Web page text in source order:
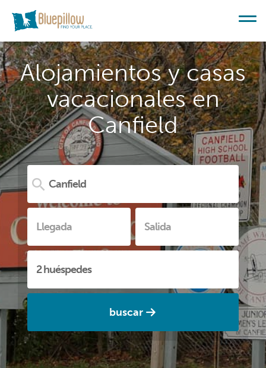
Alojamientos y casas
vacacionales en
Canfield
buscar